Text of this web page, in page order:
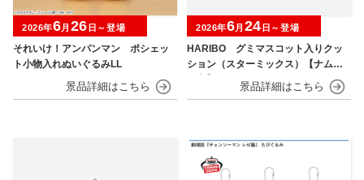
それいけ！アンパンマン ポシェッ
ト小物入れぬいぐるみLL
2026年6月 26 日～登場
HARIBO グミマスコット入りクッ
ション（スターミックス）【ナムコ
2026年6月 24 日～登場